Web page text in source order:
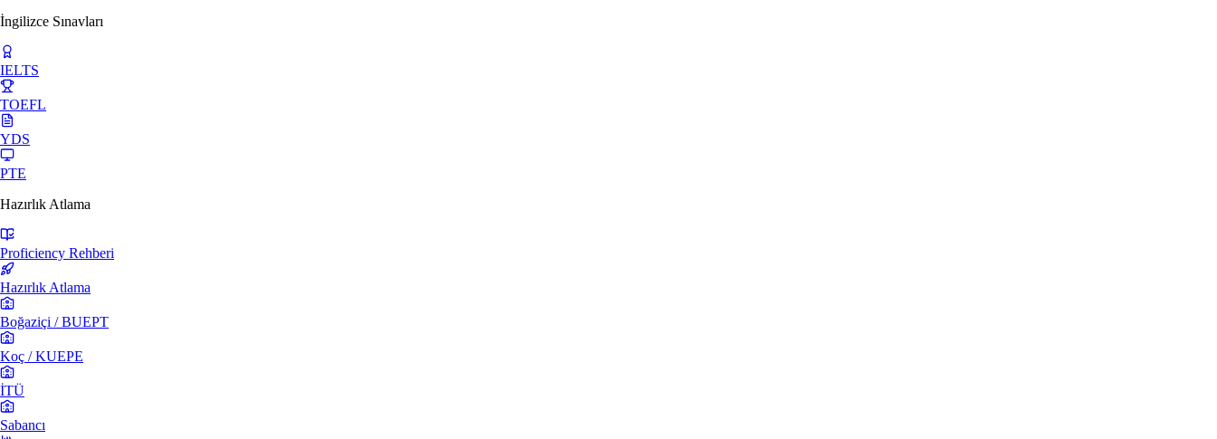
İngilizce Sınavları
IELTS
TOEFL
YDS
PTE
Hazırlık Atlama
Proficiency Rehberi
Hazırlık Atlama
Boğaziçi / BUEPT
Koç / KUEPE
İTÜ
Sabancı